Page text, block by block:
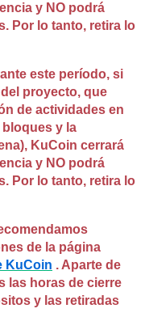
y NO podrá
Por lo tanto, retira lo
este período, si
proyecto, que
de actividades en
bloques y la
KuCoin cerrará
y NO podrá
Por lo tanto, retira lo
de la página
KuCoin . Aparte de
las horas de cierre
y las retiradas